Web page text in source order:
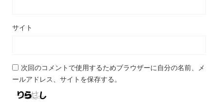
サイト
次回のコメントで使用するためブラウザーに自分の名前、メ
ールアドレス、サイトを保存する。